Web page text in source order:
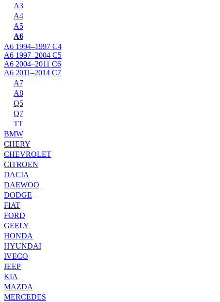
A3
A4
A5
A6
A6 1994–1997 C4
A6 1997–2004 C5
A6 2004–2011 C6
A6 2011–2014 C7
A7
A8
Q5
Q7
TT
BMW
CHERY
CHEVROLET
CITROEN
DACIA
DAEWOO
DODGE
FIAT
FORD
GEELY
HONDA
HYUNDAI
IVECO
JEEP
KIA
MAZDA
MERCEDES